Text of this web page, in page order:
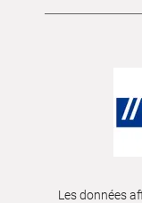
Les données